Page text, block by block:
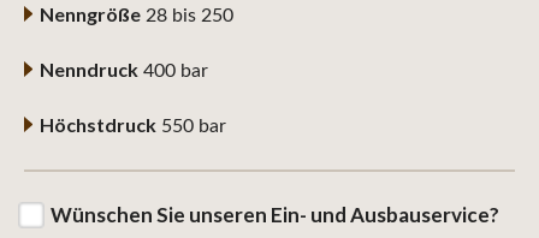
Nenngröße 28 bis 250
Nenndruck 400 bar
Höchstdruck 550 bar
Wünschen Sie unseren Ein- und Ausbauservice?